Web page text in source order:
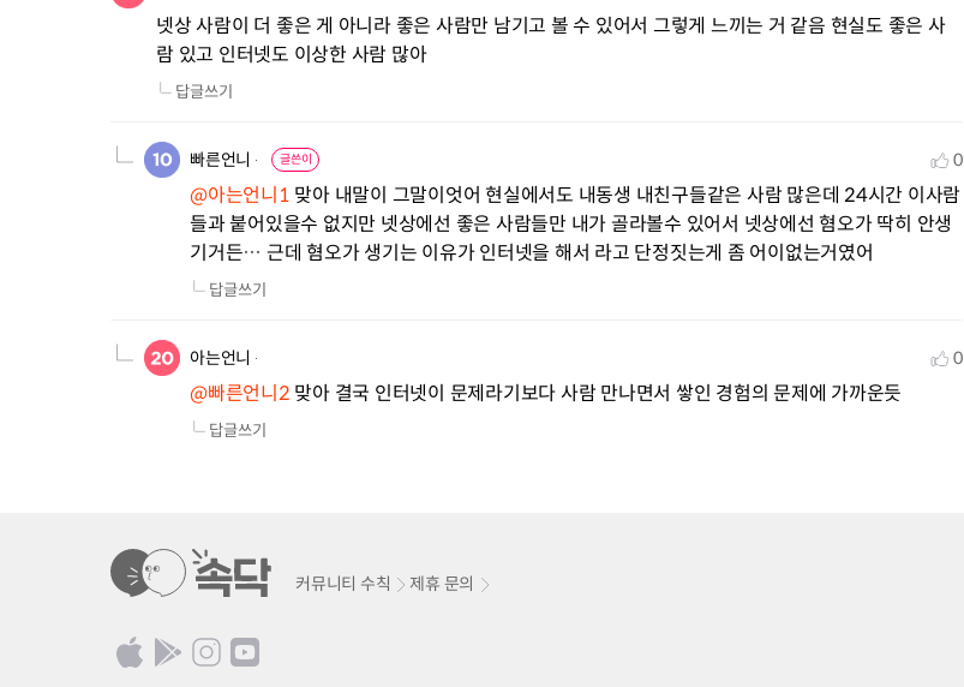
넷상 사람이 더 좋은 게 아니라 좋은 사람만 남기고 볼 수 있어서 그렇게 느끼는 거 같음 현실도 좋은 사
람 있고 인터넷도 이상한 사람 많아
답글쓰기
빠른언니 글쓴이 0
@아는언니1 맞아 내말이 그말이엇어 현실에서도 내동생 내친구들같은 사람 많은데 24시간 이사람
들과 붙어있을수 없지만 넷상에선 좋은 사람들만 내가 골라볼수 있어서 넷상에선 혐오가 딱히 안생
기거든… 근데 혐오가 생기는 이유가 인터넷을 해서 라고 단정짓는게 좀 어이없는거였어
답글쓰기
아는언니 0
@빠른언니2 맞아 결국 인터넷이 문제라기보다 사람 만나면서 쌓인 경험의 문제에 가까운듯
답글쓰기
커뮤니티 수칙 제휴 문의